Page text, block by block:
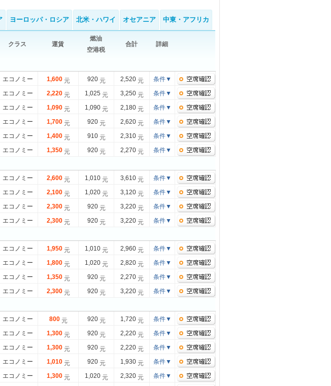
ヨーロッパ・ロシア 北米・ハワイ オセアニア 中東・アフリカ
クラス 運賃
燃油
空港税
合計 詳細
エコノミー 1,600元 920元 2,520元 条件▼
エコノミー 2,220元 1,025 元 3,250元 条件▼
エコノミー 1,090元 1,090元 2,180元 条件▼
エコノミー 1,700元 920元 2,620元 条件▼
エコノミー 1,400元 910元 2,310元 条件▼
エコノミー 1,350元 920元 2,270元 条件▼
エコノミー 2,600元 1,010元 3,610元 条件▼
エコノミー 2,100元 1,020元 3,120元 条件▼
エコノミー 2,300元 920元 3,220元 条件▼
エコノミー 2,300元 920元 3,220元 条件▼
エコノミー 1,950元 1,010元 2,960元 条件▼
エコノミー 1,800元 1,020元 2,820元 条件▼
エコノミー 1,350元 920元 2,270元 条件▼
エコノミー 2,300元 920元 3,220元 条件▼
エコノミー 800元 920元 1,720元 条件▼
エコノミー 1,300元 920元 2,220元 条件▼
エコノミー 1,300元 920元 2,220元 条件▼
エコノミー 1,010元 920元 1,930元 条件▼
エコノミー 1,300元 1,020元 2,320元 条件▼